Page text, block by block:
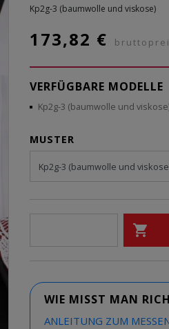
Kp2g-3 (baumwolle und viskose)
173,82 €
VERFÜGBARE MODELLE
Kp2g-3 (baumwolle und
MUSTER

WIE MISST MAN
ANLEITUNG ZUM